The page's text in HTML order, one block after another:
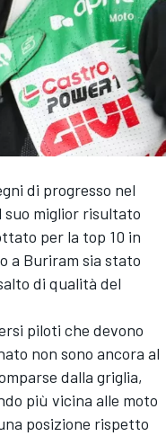
di progresso nel
miglior risultato
per la top 10 in
a Buriram sia stato
di qualità del
piloti che devono
non sono ancora al
dalla griglia,
più vicina alle moto
posizione rispetto